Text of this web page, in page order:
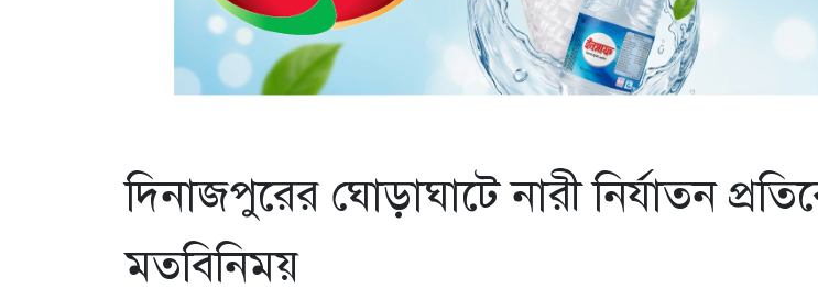
দিনাজপুরের ঘোড়াঘাটে নারী নির্যাতন
মতবিনিময়